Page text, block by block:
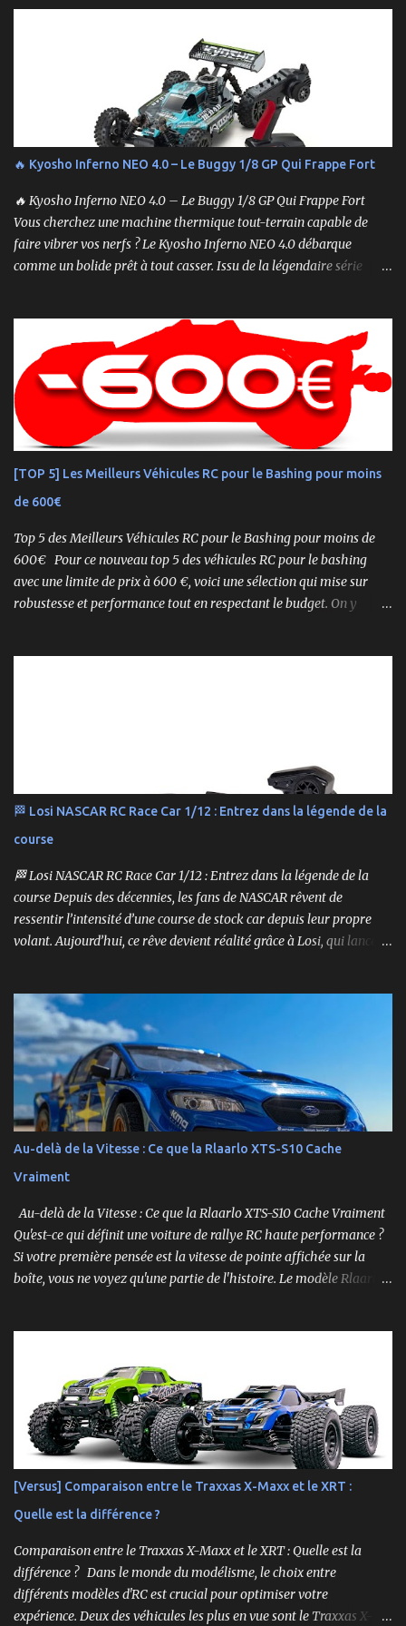
🔥 Kyosho Inferno NEO 4.0 – Le Buggy 1/8 GP Qui Frappe Fort
🔥 Kyosho Inferno NEO 4.0 – Le Buggy 1/8 GP Qui Frappe Fort
Vous cherchez une machine thermique tout-terrain capable de
faire vibrer vos nerfs ? Le Kyosho Inferno NEO 4.0 débarque
comme un bolide prêt à tout casser. Issu de la légendaire série
de boîte. 🏆 Héritage de Compétition, Prêt pour l’Aventure Basé sur
une plateforme au palmarès impressionnant — dont plusieurs
titres de champion du monde — le NEO 4.0 est conçu pour la
performance pure. Que vous soyez débutant ou mordu confirmé ,
ce buggy offre une prise en main rapide , une construction robuste
et une conduite précise , aussi bien sur piste que sur terrain
assemblé Moteur thermique KE21SP avec lanceur manuel
Électronique installée Carrosserie peinte et décorée Radio à volant
[TOP 5] Les Meilleurs Véhicules RC pour le Bashing pour moins
de 600€
Top 5 des Meilleurs Véhicules RC pour le Bashing pour moins de
600€ Pour ce nouveau top 5 des véhicules RC pour le bashing
avec une limite de prix à 600 €, voici une sélection qui mise sur
robustesse et performance tout en respectant le budget. On y
🏁 Losi NASCAR RC Race Car 1/12 : Entrez dans la légende de la
course
🏁 Losi NASCAR RC Race Car 1/12 : Entrez dans la légende de la
course Depuis des décennies, les fans de NASCAR rêvent de
ressentir l’intensité d’une course de stock car depuis leur propre
volant. Aujourd’hui, ce rêve devient réalité grâce à Losi, qui lance
foncer sur n’importe quelle surface plate. Voici le Losi NASCAR RC
Race Car , dans sa version Ryan Blaney No. 12 Advance Auto Parts
Ford Mustang RTR 2025 .
Au-delà de la Vitesse : Ce que la Rlaarlo XTS-S10 Cache
Vraiment
Au-delà de la Vitesse : Ce que la Rlaarlo XTS-S10 Cache Vraiment
Qu'est-ce qui définit une voiture de rallye RC haute performance ?
Si votre première pensée est la vitesse de pointe affichée sur la
boîte, vous ne voyez qu'une partie de l'histoire. Le modèle Rlaarlo
qui font de cette machine bien plus qu'un simple bolide. Un Modèle,
Deux Philosophies : Le Choix Entre "Prêt à Rouler" et "À
Personnaliser" Rlaarlo propose la XTS-S10 en deux versions
distinctes, une décision brillante qui s'adresse à l'ensemble de la
communauté RC. D'un côté, la version RTR (Ready to Run),
complète et prête à l'emploi. De l'autre, la version "Roller", un
châssis presque assemblé mais livré sans aucune électronique : ni
moteur, ni servo, ni ESC, ni batterie. ...
[Versus] Comparaison entre le Traxxas X-Maxx et le XRT :
Quelle est la différence ?
Comparaison entre le Traxxas X-Maxx et le XRT : Quelle est la
différence ? Dans le monde du modélisme, le choix entre
différents modèles d'RC est crucial pour optimiser votre
expérience. Deux des véhicules les plus en vue sont le Traxxas X-